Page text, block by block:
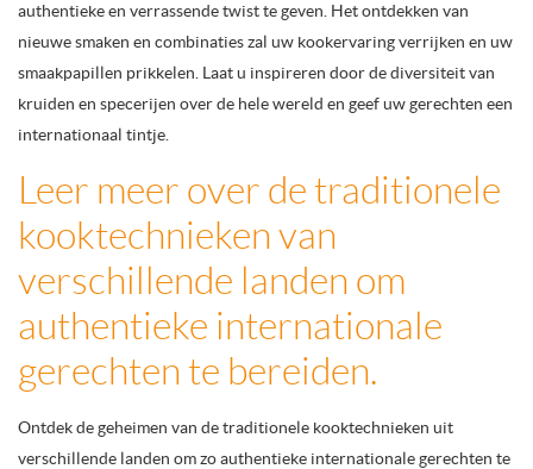
authentieke en verrassende twist te geven. Het ontdekken van
nieuwe smaken en combinaties zal uw kookervaring verrijken en uw
smaakpapillen prikkelen. Laat u inspireren door de diversiteit van
kruiden en specerijen over de hele wereld en geef uw gerechten een
internationaal tintje.
Leer meer over de traditionele
kooktechnieken van
verschillende landen om
authentieke internationale
gerechten te bereiden.
Ontdek de geheimen van de traditionele kooktechnieken uit
verschillende landen om zo authentieke internationale gerechten te